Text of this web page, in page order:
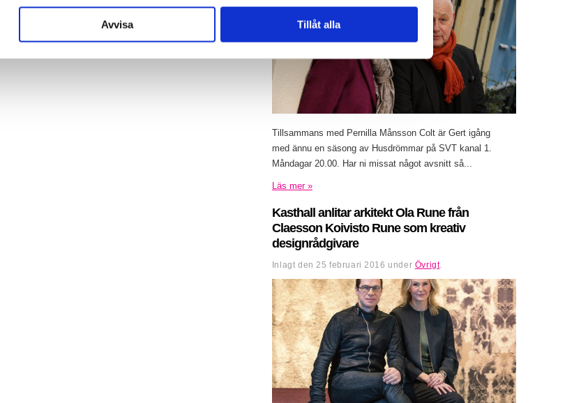
Avvisa Tillåt alla
Tillsammans med Pernilla Månsson Colt är Gert igång
med ännu en säsong av Husdrömmar på SVT kanal 1.
Måndagar 20.00. Har ni missat något avsnitt så...
Läs mer »
Kasthall anlitar arkitekt Ola Rune från
Claesson Koivisto Rune som kreativ
designrådgivare
Inlagt den 25 februari 2016 under Övrigt.